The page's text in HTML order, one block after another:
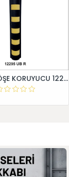
KOLON KÖŞE KORUYUCU 12295 UB R